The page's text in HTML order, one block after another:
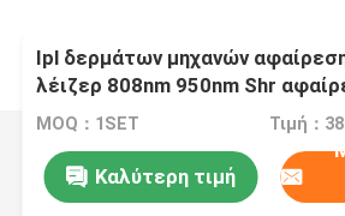
Ipl δερμάτων μηχανών
λέιζερ 808nm 950nm Shr
το σκοτεινό δέρμα
MOQ：1SET Τιμή：
Καλύτερη τιμή